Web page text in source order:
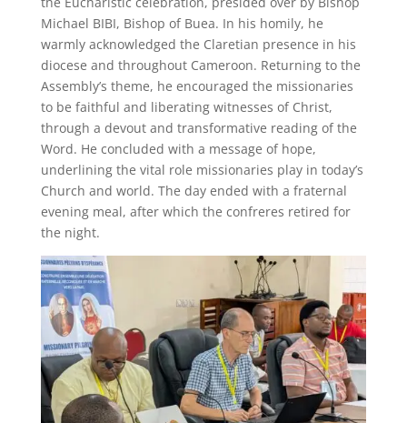
Michael BIBI, Bishop of Buea. In his homily, he
warmly acknowledged the Claretian presence in his
diocese and throughout Cameroon. Returning to the
Assembly’s theme, he encouraged the missionaries
to be faithful and liberating witnesses of Christ,
through a devout and transformative reading of the
Word. He concluded with a message of hope,
underlining the vital role missionaries play in today’s
Church and world. The day ended with a fraternal
evening meal, after which the confreres retired for
the night.